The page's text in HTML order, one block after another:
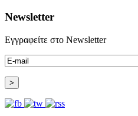
Newsletter
Εγγραφείτε στο Newsletter